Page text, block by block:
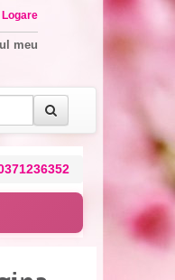
Logare
meu